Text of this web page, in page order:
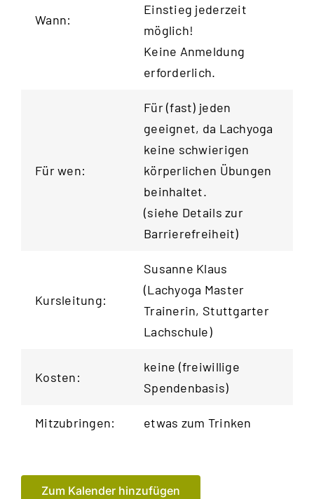
Wann:
Einstieg jederzeit
möglich!
Keine Anmeldung
erforderlich.
Für wen:
Für (fast) jeden
geeignet, da Lachyoga
keine schwierigen
körperlichen Übungen
beinhaltet.
(siehe Details zur
Barrierefreiheit)
Kursleitung:
Susanne Klaus
(Lachyoga Master
Trainerin, Stuttgarter
Lachschule)
Kosten:
keine (freiwillige
Spendenbasis)
Mitzubringen: etwas zum Trinken
Zum Kalender hinzufügen